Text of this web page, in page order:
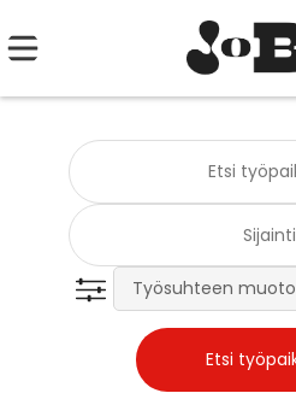
Työsuhteen muoto